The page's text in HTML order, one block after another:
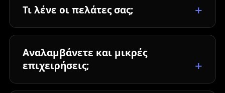
Τι λένε οι πελάτες σας;
Αναλαμβάνετε και μικρές
επιχειρήσεις;